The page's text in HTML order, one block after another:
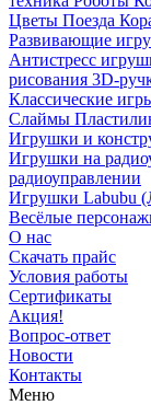
Цветы Поезда
Развивающие
Антистресс
рисования 3D-
Классические
Слаймы
Игрушки и
Игрушки на
радиоуправлении
Игрушки Labubu
Весёлые
О нас
Скачать прайс
Условия работы
Сертификаты
Акция!
Вопрос-ответ
Новости
Контакты
Меню